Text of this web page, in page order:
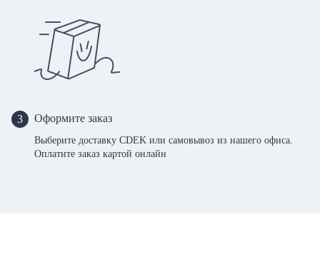
3 Оформите заказ
Выберите доставку CDEK или самовывоз из нашего офиса.
Оплатите заказ картой онлайн